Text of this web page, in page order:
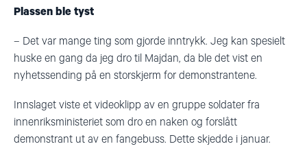
Plassen ble tyst
– Det var mange ting som gjorde inntrykk. Jeg kan spesielt
huske en gang da jeg dro til Majdan, da ble det vist en
nyhetssending på en storskjerm for demonstrantene.
Innslaget viste et videoklipp av en gruppe soldater fra
innenriksministeriet som dro en naken og forslått
demonstrant ut av en fangebuss. Dette skjedde i januar.